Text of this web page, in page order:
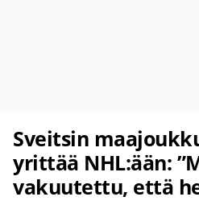
Sveitsin
yrittää NHL:ään:
vakuutettu, että